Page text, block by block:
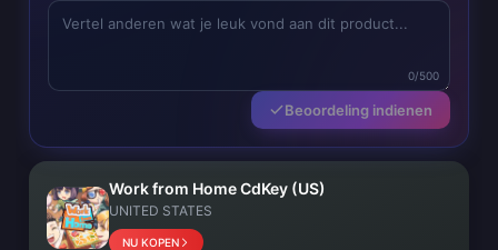
0/500
Beoordeling indienen
Work from Home CdKey (US)
UNITED STATES
NU KOPEN